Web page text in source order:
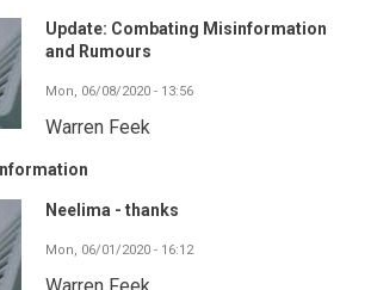
Update: Combating Misinformation
and Rumours
Mon, 06/08/2020 - 13:56
Warren Feek
Neelima - thanks
Mon, 06/01/2020 - 16:12